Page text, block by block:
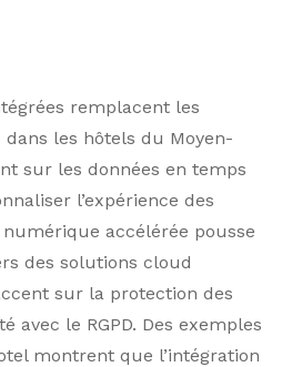
remplacent les
les hôtels du Moyen-
sur les données en temps
l’expérience des
accélérée pousse
des solutions cloud
sur la protection des
avec le RGPD. Des exemples
montrent que l’intégration